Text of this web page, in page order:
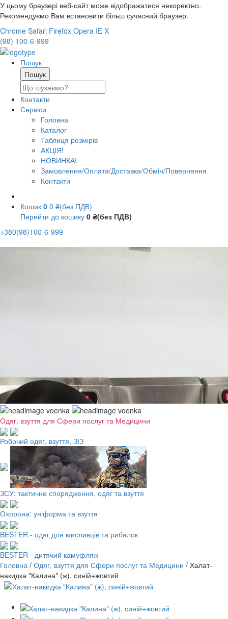
У цьому браузері веб-сайт може відображатися некоректно.
Рекомендуємо Вам встановити більш сучасний браузер.
Chrome Safari Firefox Opera IE X
(98) 100-6-999
Пошук
Контакти
Сервіси
Головна
Каталог
Таблиця розмірів
АКЦІЯ!
НОВИНКА!
Замовлення/Оплата/Доставка/Обмін/Повернення
Контакти
Кошик 0 0 ₴(без ПДВ)
Перейти до кошику 0 ₴(без ПДВ)
+380(98)100-6-999
Одяг, взуття для Сфери послуг та Медицини
Робочий одяг, взуття, ЗІЗ
ЗСУ: тактичне спорядження, одяг та взуття
Охорона: уніформа та взуття
BESTER - одяг для мисливців та рибалок
BESTER - дитячий камуфляж
Головна / Одяг, взуття для Сфери послуг та Медицини / Халат-
накидка "Калина" (ж), синій+жовтий